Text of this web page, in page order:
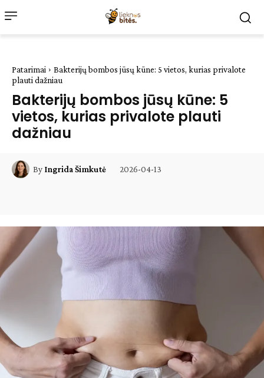
Patarimai
Bakterijų bombos jūsų kūne: 5 vietos, kurias privalote
plauti dažniau
Bakterijų bombos jūsų kūne: 5
vietos, kurias privalote plauti
dažniau
By Ingrida Šimkutė 2026-04-13